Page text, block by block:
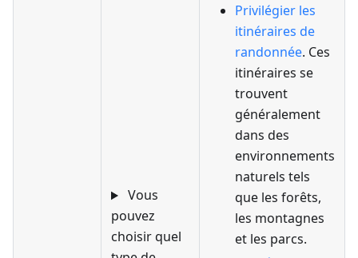
Vous
pouvez
choisir quel
Privilégier les
itinéraires de
randonnée. Ces
itinéraires se
trouvent
généralement
dans des
environnements
naturels tels
que les forêts,
les montagnes
et les parcs.